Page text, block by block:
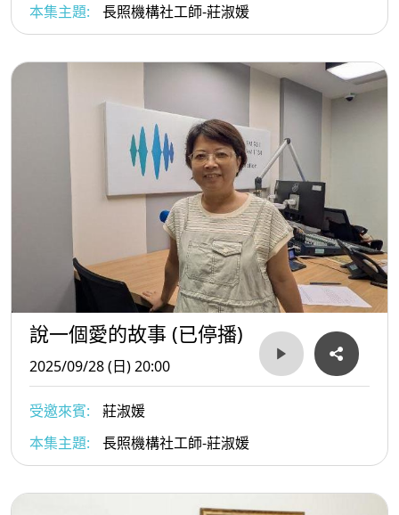
本集主題:
長照機構社工師-莊淑媛
說一個愛的故事 (已停播)
2025/09/28 (日) 20:00
受邀來賓:
莊淑媛
本集主題:
長照機構社工師-莊淑媛